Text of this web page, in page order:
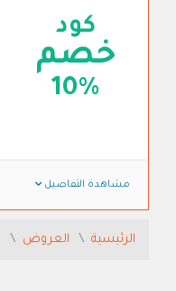
كود
خصم
10%
مشاهدة التفاصيل
الرئيسية العروض